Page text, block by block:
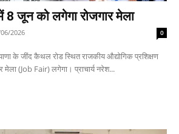
जून को लगेगा रोजगार मेला
2026 0
के जींद कैथल रोड स्थित राजकीय औद्योगिक प्रशिक्षण
(Job Fair) लगेगा। प्राचार्य नरेश...